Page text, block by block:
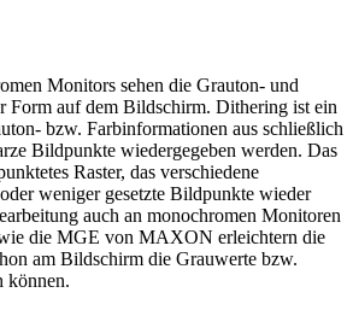
Monitors sehen die Grauton- und
Form auf dem Bildschirm. Dithering ist ein
bzw. Farbinformationen aus schließlich
Bildpunkte wiedergegeben werden. Das
Raster, das verschiedene
weniger gesetzte Bildpunkte wieder
auch an monochromen Monitoren
die MGE von MAXON erleichtern die
am Bildschirm die Grauwerte bzw.
können.